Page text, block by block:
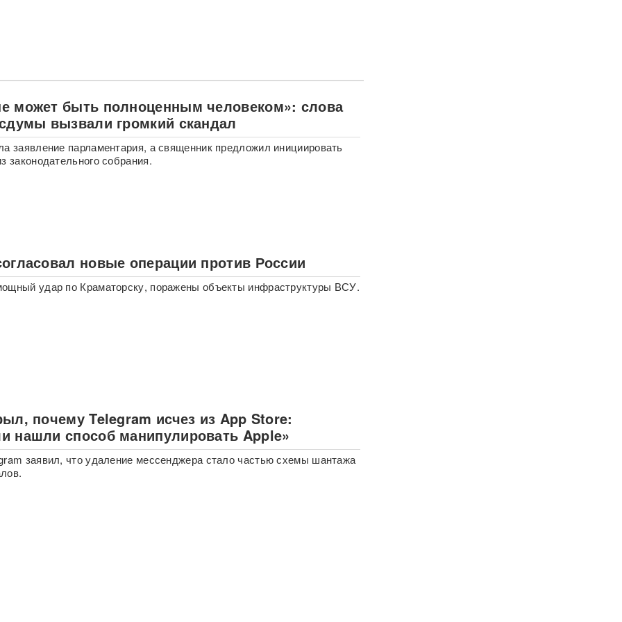
может быть полноценным человеком»: слова
вызвали громкий скандал
заявление парламентария, а священник предложил инициировать
законодательного собрания.
новые операции против России
удар по Краматорску, поражены объекты инфраструктуры ВСУ.
почему Telegram исчез из App Store:
нашли способ манипулировать Apple»
заявил, что удаление мессенджера стало частью схемы шантажа